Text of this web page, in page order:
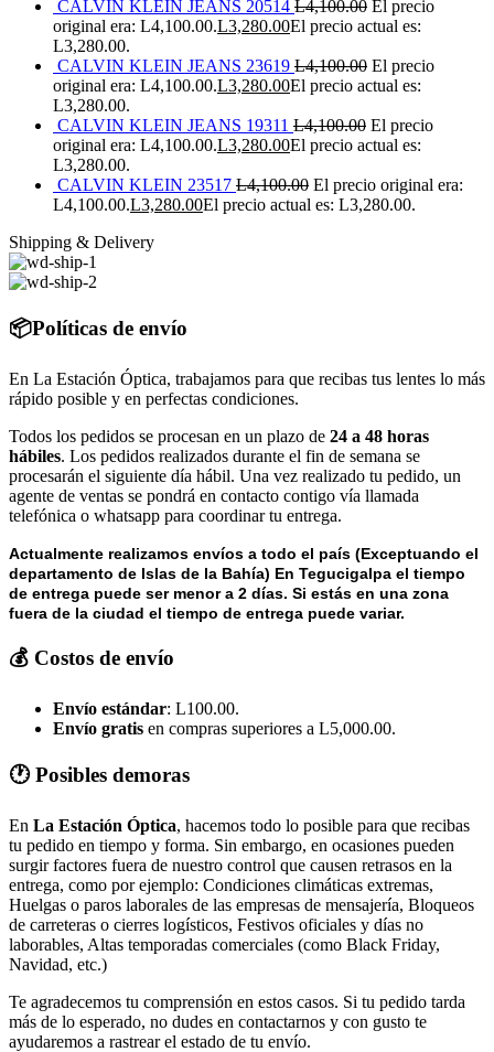
CALVIN KLEIN JEANS 20514 L4,100.00 El precio
original era: L4,100.00.L3,280.00El precio actual es:
L3,280.00.
CALVIN KLEIN JEANS 23619 L4,100.00 El precio
original era: L4,100.00.L3,280.00El precio actual es:
L3,280.00.
CALVIN KLEIN JEANS 19311 L4,100.00 El precio
original era: L4,100.00.L3,280.00El precio actual es:
L3,280.00.
CALVIN KLEIN 23517 L4,100.00 El precio original era:
L4,100.00.L3,280.00El precio actual es: L3,280.00.
Shipping & Delivery
📦Políticas de envío
En La Estación Óptica, trabajamos para que recibas tus lentes lo más
rápido posible y en perfectas condiciones.
Todos los pedidos se procesan en un plazo de 24 a 48 horas
hábiles. Los pedidos realizados durante el fin de semana se
procesarán el siguiente día hábil. Una vez realizado tu pedido, un
agente de ventas se pondrá en contacto contigo vía llamada
telefónica o whatsapp para coordinar tu entrega.
Actualmente realizamos envíos a todo el país (Exceptuando el
departamento de Islas de la Bahía) En Tegucigalpa el tiempo
de entrega puede ser menor a 2 días. Si estás en una zona
fuera de la ciudad el tiempo de entrega puede variar.
💰 Costos de envío
Envío estándar: L100.00.
Envío gratis en compras superiores a L5,000.00.
🕐 Posibles demoras
En La Estación Óptica, hacemos todo lo posible para que recibas
tu pedido en tiempo y forma. Sin embargo, en ocasiones pueden
surgir factores fuera de nuestro control que causen retrasos en la
entrega, como por ejemplo: Condiciones climáticas extremas,
Huelgas o paros laborales de las empresas de mensajería, Bloqueos
de carreteras o cierres logísticos, Festivos oficiales y días no
laborables, Altas temporadas comerciales (como Black Friday,
Navidad, etc.)
Te agradecemos tu comprensión en estos casos. Si tu pedido tarda
más de lo esperado, no dudes en contactarnos y con gusto te
ayudaremos a rastrear el estado de tu envío.